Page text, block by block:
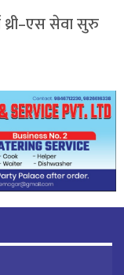
थ्री–एस सेवा सुरु